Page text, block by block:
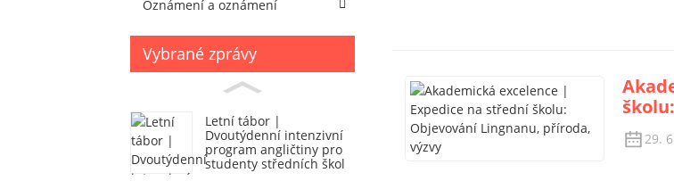
Oznámení a oznámení
Vybrané zprávy
Letní tábor |
Dvoutýdenní intenzivní
program angličtiny pro
studenty středních škol
29.